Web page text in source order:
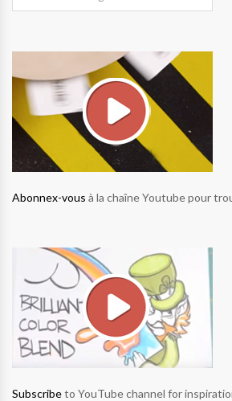
Abonnex-vous à la chaîne Youtube pour
Subscribeto YouTube channel for